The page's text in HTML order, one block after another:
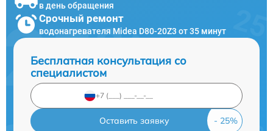
в день обращения
Срочный ремонт
водонагревателя Midea D80-20Z3 от 35 минут
Бесплатная консультация со
специалистом
Оставить заявку